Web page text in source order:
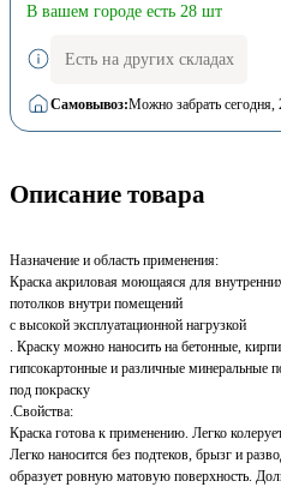
В вашем городе есть 28 шт
Есть на других складах
Самовывоз:Можно забрать сегодня,
Описание товара
Назначение и область применения:
Краска акриловая моющаяся для
потолков внутри помещений
с высокой эксплуатационной нагрузкой
. Краску можно наносить на бетонные,
гипсокартонные и различные минеральные
под покраску
.Свойства:
Краска готова к применению. Легко
Легко наносится без подтеков, брызг и
образует ровную матовую поверхность.